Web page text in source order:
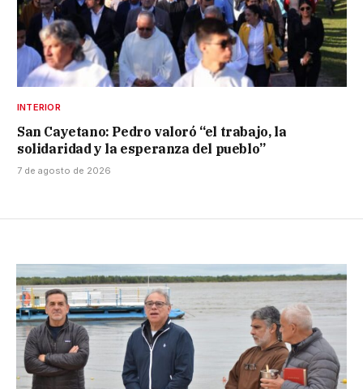
INTERIOR
San Cayetano: Pedro valoró “el trabajo, la
solidaridad y la esperanza del pueblo”
7 de agosto de 2026